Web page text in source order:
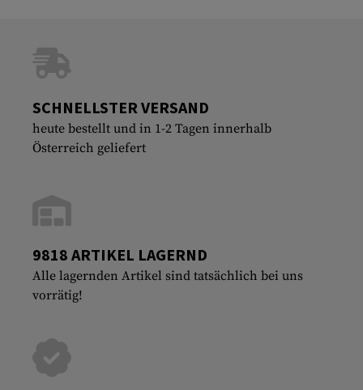
SCHNELLSTER VERSAND
heute bestellt und in 1-2 Tagen innerhalb
Österreich geliefert
9818 ARTIKEL LAGERND
Alle lagernden Artikel sind tatsächlich bei uns
vorrätig!